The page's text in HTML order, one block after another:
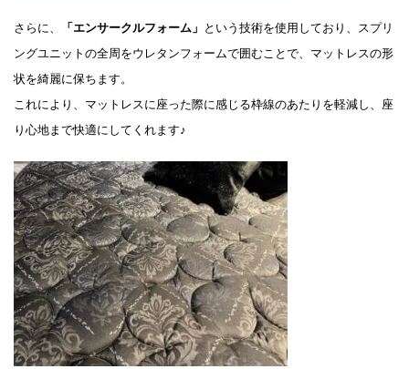
さらに、 「エンサークルフォーム」 という技術を使用しており、スプリ
ングユニットの全周をウレタンフォームで囲むことで、マットレスの形
状を綺麗に保ちます。
これにより、マットレスに座った際に感じる枠線のあたりを軽減し、座
り心地まで快適にしてくれます♪